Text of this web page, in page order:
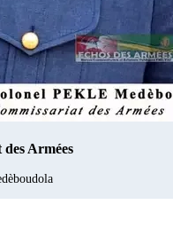
Armées